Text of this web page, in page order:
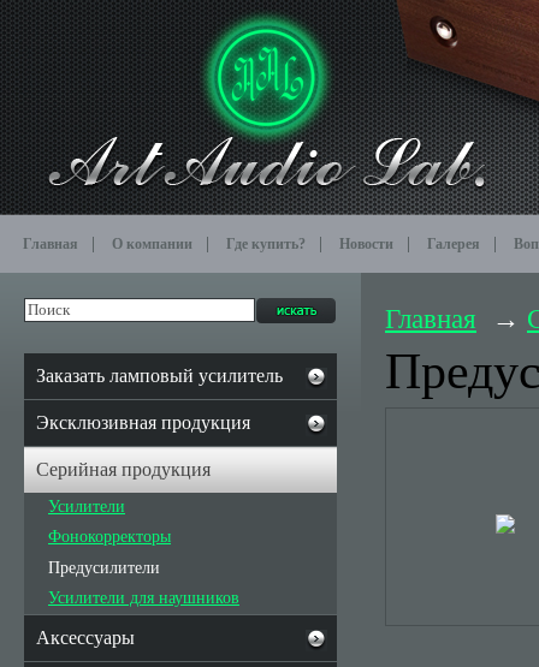
Главная О компании Где купить? Новости Галерея
Главная
Заказать ламповый усилитель
Эксклюзивная продукция
Серийная продукция
Усилители
Фонокорректоры
Предусилители
Усилители для наушников
Аксессуары